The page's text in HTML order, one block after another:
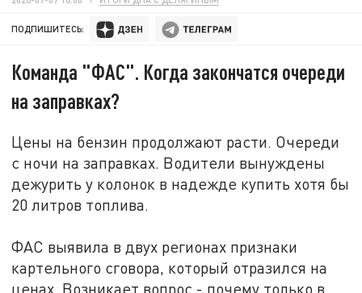
ПОДПИШИТЕСЬ:
Команда "ФАС". Когда закончатся очереди
на заправках?
Цены на бензин продолжают расти. Очереди
с ночи на заправках. Водители вынуждены
дежурить у колонок в надежде купить хотя бы
20 литров топлива.
ФАС выявила в двух регионах признаки
картельного сговора, который отразился на
ценах. Возникает вопрос - почему только в